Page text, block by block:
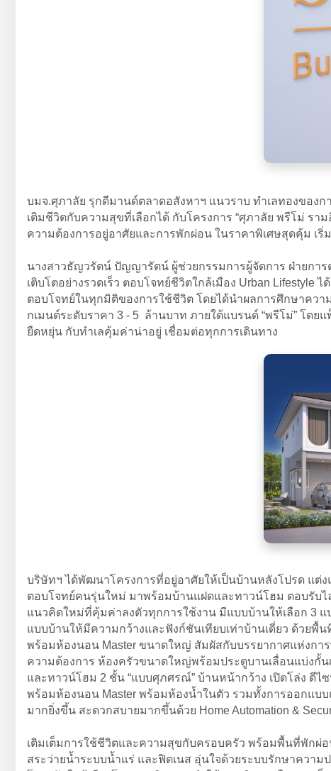
บมจ.ศุภาลัย รุกดีมานด์ตลาดอสังหาฯ แนวราบ ทำเลทองของ
เติมชีวิตกับความสุขที่เลือกได้ กับโครงการ “ศุภาลัย พรีโม่ ร
ความต้องการอยู่อาศัยและการพักผ่อน ในราคาพิเศษสุดคุ้ม เ
นางสาวธัญวรัตน์ ปัญญารัตน์ ผู้ช่วยกรรมการผู้จัดการ ฝ่ายการ
เติบโตอย่างรวดเร็ว ตอบโจทย์ชีวิตใกล้เมือง Urban
ตอบโจทย์ในทุกมิติของการใช้ชีวิต โดยได้นำผลการศึกษาคว
กเมนต์ระดับราคา 3 - 5 ล้านบาท ภายใต้แบรนด์ “พรีโม่” โด
ยืดหยุ่น กับทำเลคุ้มค่าน่าอยู่ เชื่อมต่อทุกการเดินทาง
บริษัทฯ ได้พัฒนาโครงการที่อยู่อาศัยให้เป็นบ้านหลังโปรด แต่
ตอบโจทย์คนรุ่นใหม่ มาพร้อมบ้านแฝดและทาวน์โฮม ตอบรับ
แนวคิดใหม่ที่คุ้มค่าลงตัวทุกการใช้งาน มีแบบบ้านให้เลือก 3
แบบบ้านให้มีความกว้างและฟังก์ชันเทียบเท่าบ้านเดี่ยว ด้วย
พร้อมห้องนอน Master ขนาดใหญ่ สัมผัสกับบรรยากาศแห่งกา
ความต้องการ ห้องครัวขนาดใหญ่พร้อมประตูบานเลื่อนแบ่งกั้
และทาวน์โฮม 2 ชั้น “แบบศุภศรณ์” บ้านหน้ากว้าง เปิดโล่ง ดี
พร้อมห้องนอน Master พร้อมห้องน้ำในตัว รวมทั้งการออกแบ
มากยิ่งขึ้น สะดวกสบายมากขึ้นด้วย Home Automation &
เติมเต็มการใช้ชีวิตและความสุขกับครอบครัว พร้อมพื้นที่พักผ่
สระว่ายน้ำระบบน้ำแร่ และฟิตเนส อุ่นใจด้วยระบบรักษาควา